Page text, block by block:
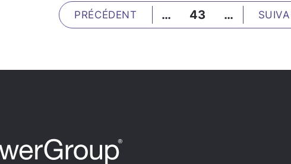
PRÉCÉDENT … 43 …